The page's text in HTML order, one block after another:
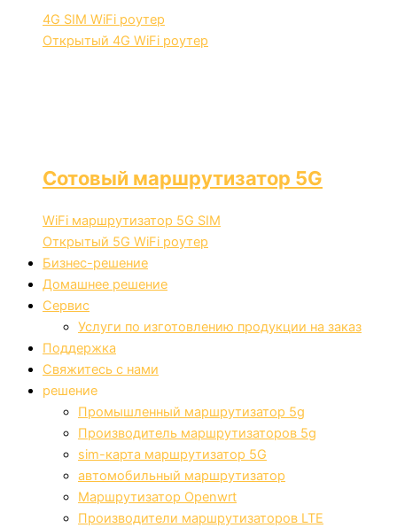
4G SIM WiFi роутер
Открытый 4G WiFi роутер
Сотовый маршрутизатор 5G
WiFi маршрутизатор 5G SIM
Открытый 5G WiFi роутер
Бизнес-решение
Домашнее решение
Сервис
Услуги по изготовлению продукции на заказ
Поддержка
Свяжитесь с нами
решение
Промышленный маршрутизатор 5g
Производитель маршрутизаторов 5g
sim-карта маршрутизатор 5G
автомобильный маршрутизатор
Маршрутизатор Openwrt
Производители маршрутизаторов LTE